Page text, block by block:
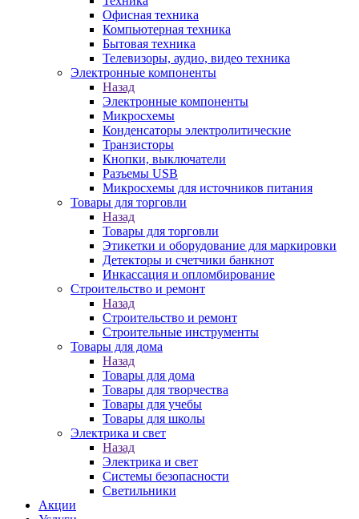
Офисная техника
Компьютерная техника
Бытовая техника
Телевизоры, аудио, видео техника
Электронные компоненты
Назад
Электронные компоненты
Микросхемы
Конденсаторы электролитические
Транзисторы
Кнопки, выключатели
Разъемы USB
Микросхемы для источников питания
Товары для торговли
Назад
Товары для торговли
Этикетки и оборудование для маркировки
Детекторы и счетчики банкнот
Инкассация и опломбирование
Строительство и ремонт
Назад
Строительство и ремонт
Строительные инструменты
Товары для дома
Назад
Товары для дома
Товары для творчества
Товары для учебы
Товары для школы
Электрика и свет
Назад
Электрика и свет
Системы безопасности
Светильники
Акции